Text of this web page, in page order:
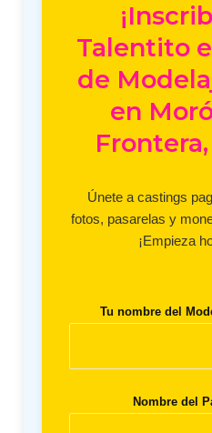
Talentito
de
en
Únete a castings
fotos, pasarelas y
¡Empieza
Tu nombre del
Nombre del